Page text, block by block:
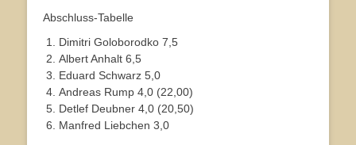
Abschluss-Tabelle
Dimitri Goloborodko 7,5
Albert Anhalt 6,5
Eduard Schwarz 5,0
Andreas Rump 4,0 (22,00)
Detlef Deubner 4,0 (20,50)
Manfred Liebchen 3,0